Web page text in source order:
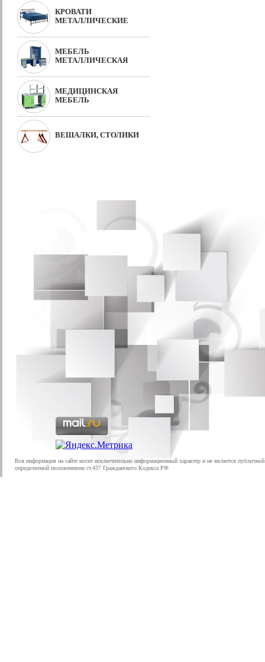
КРОВАТИ
МЕТАЛЛИЧЕСКИЕ
МЕБЕЛЬ
МЕТАЛЛИЧЕСКАЯ
МЕДИЦИНСКАЯ
МЕБЕЛЬ
ВЕШАЛКИ, СТОЛИКИ
Вся информация на сайте носит исключительно информационный характер и не является
определяемой положениями ст.437 Гражданского Кодекса РФ